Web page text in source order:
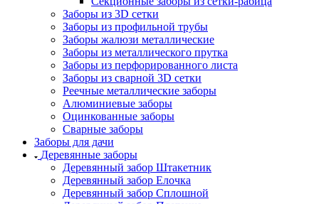
Заборы из 3D сетки
Заборы из профильной трубы
Заборы жалюзи металлические
Заборы из металлического прутка
Заборы из перфорированного листа
Заборы из сварной 3D сетки
Реечные металлические заборы
Алюминиевые заборы
Оцинкованные заборы
Сварные заборы
Заборы для дачи
Деревянные заборы
Деревянный забор Штакетник
Деревянный забор Елочка
Деревянный забор Сплошной